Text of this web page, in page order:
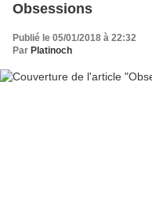
Obsessions
Publié le 05/01/2018 à 22:32
Par Platinoch